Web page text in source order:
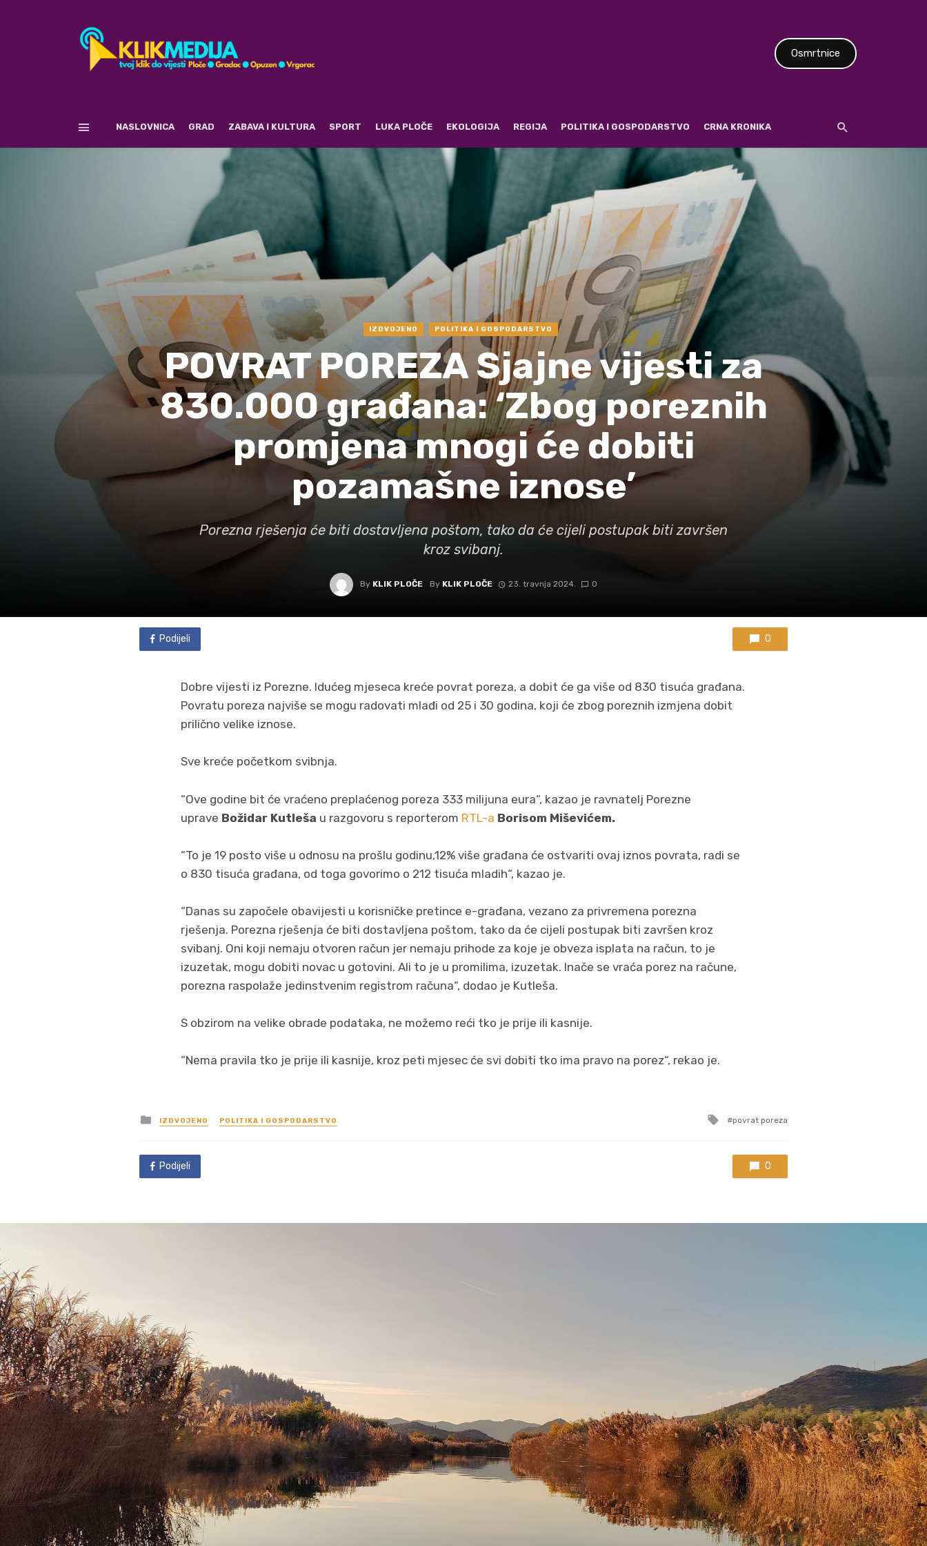
Osmrtnice
NASLOVNICA GRAD ZABAVA I KULTURA SPORT LUKA PLOČE EKOLOGIJA REGIJA POLITIKA I GOSPODARSTVO CRNA KRONIKA
IZDVOJENO POLITIKA I GOSPODARSTVO
POVRAT POREZA Sjajne vijesti za
830.000 građana: ‘Zbog poreznih
promjena mnogi će dobiti
pozamašne iznose’
Porezna rješenja će biti dostavljena poštom, tako da će cijeli postupak biti završen
kroz svibanj.
By KLIK PLOČE By KLIK PLOČE 23. travnja 2024. 0
Podijeli 0
Dobre vijesti iz Porezne. Idućeg mjeseca kreće povrat poreza, a dobit će ga više od 830 tisuća građana.
Povratu poreza najviše se mogu radovati mlađi od 25 i 30 godina, koji će zbog poreznih izmjena dobit
prilično velike iznose.
Sve kreće početkom svibnja.
“Ove godine bit će vraćeno preplaćenog poreza 333 milijuna eura“, kazao je ravnatelj Porezne
uprave Božidar Kutleša u razgovoru s reporterom RTL-a Borisom Miševićem.
“To je 19 posto više u odnosu na prošlu godinu,12% više građana će ostvariti ovaj iznos povrata, radi se
o 830 tisuća građana, od toga govorimo o 212 tisuća mladih“, kazao je.
“Danas su započele obavijesti u korisničke pretince e-građana, vezano za privremena porezna
rješenja. Porezna rješenja će biti dostavljena poštom, tako da će cijeli postupak biti završen kroz
svibanj. Oni koji nemaju otvoren račun jer nemaju prihode za koje je obveza isplata na račun, to je
izuzetak, mogu dobiti novac u gotovini. Ali to je u promilima, izuzetak. Inače se vraća porez na račune,
porezna raspolaže jedinstvenim registrom računa“, dodao je Kutleša.
S obzirom na velike obrade podataka, ne možemo reći tko je prije ili kasnije.
“Nema pravila tko je prije ili kasnije, kroz peti mjesec će svi dobiti tko ima pravo na porez“, rekao je.
Posted
in
IZDVOJENO POLITIKA I GOSPODARSTVO
Tagged
povrat poreza
Podijeli 0